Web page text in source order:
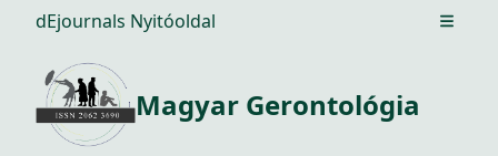
dEjournals Nyitóoldal Open
Magyar Gerontológia